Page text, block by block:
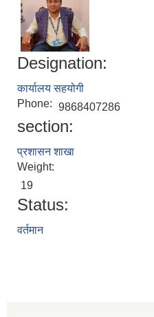
Designation:
कार्यालय सहयोगी
Phone: 9868407286
section:
प्रशासन शाखा
Weight:
19
Status:
वर्तमान